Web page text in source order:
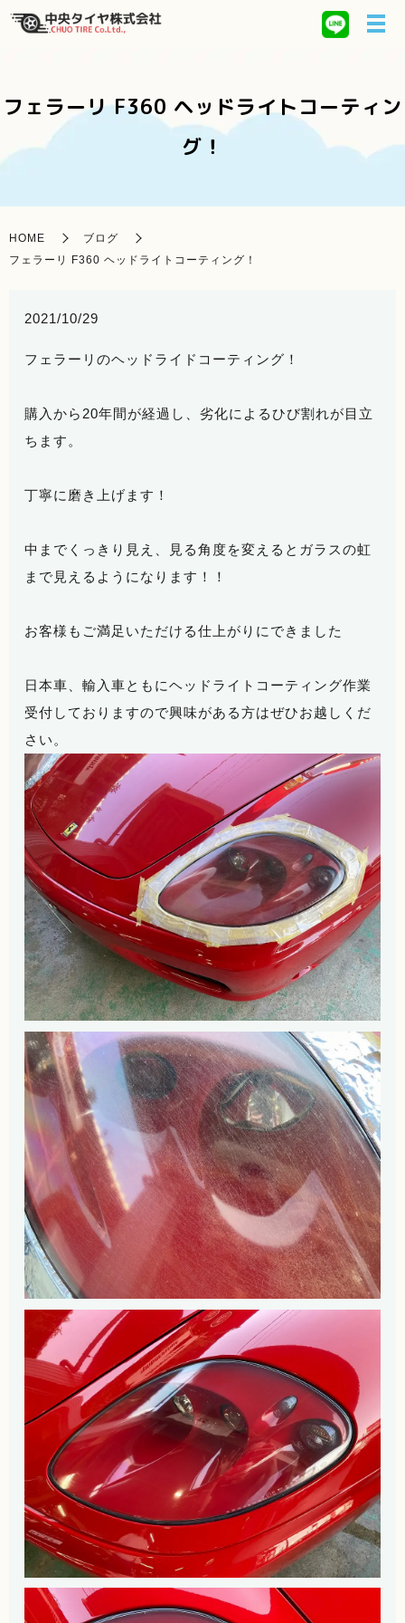
フェラーリ F360 ヘッドライトコーティン
グ！
HOME
ブログ
フェラーリ F360 ヘッドライトコーティング！
2021/10/29
フェラーリのヘッドライドコーティング！
購入から20年間が経過し、劣化によるひび割れが目立
ちます。
丁寧に磨き上げます！
中までくっきり見え、見る角度を変えるとガラスの虹
まで見えるようになります！！
お客様もご満足いただける仕上がりにできました
日本車、輸入車ともにヘッドライトコーティング作業
受付しておりますので興味がある方はぜひお越しくだ
さい。